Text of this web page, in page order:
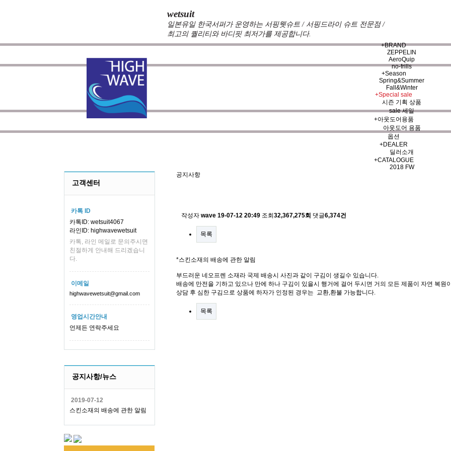
wetsuit
일본유일 한국서퍼가 운영하는 서핑웻슈트 / 서핑드라이 슈트 전문점 /
최고의 퀄리티와 바디핏 최저가를 제공합니다.
+BRAND
ZEPPELIN
AeroQuip
no-frills
+Season
Spring&Summer
Fall&Winter
+Special sale
시즌 기획 상품
sale 세일
+아웃도어용품
아웃도어 용품
옵션
+DEALER
딜러소개
+CATALOGUE
2018 FW
zeppelin wetsuits
는 서퍼들의 느낌과 의견를 듣고 적극 반영하여 매시즌 진화한 슈트를 개발하여
를 두고 있습니다.100%커스텀 제작
을 기본으로하며 제작의 모든 과정에 완벽함을 추구하고 있으
않도록 끊임 없이 노력하는 서핑전용 웻슈트 브랜드입니다.
고객센터
카톡 ID
카톡ID: wetsuit4067
라인ID: highwavewetsuit
카톡, 라인 메일로 문의주시면
친절하게 안내해 드리겠습니
다.
이메일
highwavewetsuit@gmail.com
영업시간안내
언제든 연락주세요
공지사항/뉴스
2019-07-12
스킨소재의 배송에 관한 알림
공지사항
작성자 wave 19-07-12 20:49 조회 32,367,275회 댓글6,374건
목록
*스킨소재의 배송에 관한 알림
부드러운 네오프렌 소재라 국제 배송시 사진과 같이 구김이 생길수 있습니다.
배송에 만전을 기하고 있으나 만에 하나 구김이 있을시 행거에 걸어 두시면 거의 모든 제품이 자연 복원
상담 후 심한 구김으로 상품에 하자가 인정된 경우는 교환,환불 가능합니다.
목록